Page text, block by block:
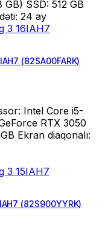
SSD: 512 GB
24 ay
(82SA00FARK)
Intel Core i5-
RTX 3050
Ekran diaqonalı:
(82S900YYRK)